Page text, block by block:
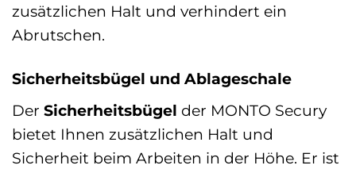
zusätzlichen Halt und verhindert ein
Abrutschen.
Sicherheitsbügel und Ablageschale
Der Sicherheitsbügel der MONTO Secury
bietet Ihnen zusätzlichen Halt und
Sicherheit beim Arbeiten in der Höhe. Er ist